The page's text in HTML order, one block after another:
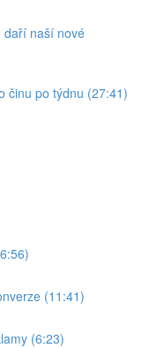
daří naší nové
činu po týdnu (27:41)
(11:41)
(6:23)